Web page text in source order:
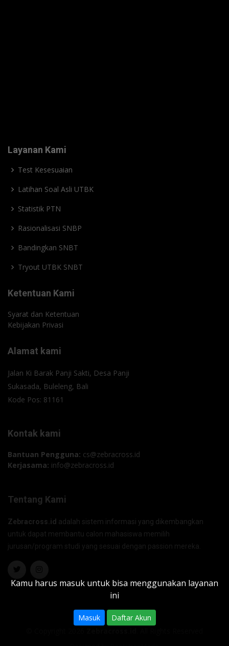
Kamu harus masuk untuk bisa menggunakan layanan
ini
Masuk Daftar Akun
Layanan Kami
Test Kesesuaian
Latihan Soal Asli UTBK
Statistik PTN
Rasionalisasi SNBP
Bandingkan SNBT
Tryout UTBK SNBT
Ketentuan Kami
Syarat dan Ketentuan
Kebijakan Privasi
Alamat kami
Jalan Ki Barak Panji Sakti, Desa Panji
Sukasada, Buleleng, Bali
Kode Pos: 81161
Kontak kami
Bantuan Pengguna: cs@zebracross.id
Kerjasama: info@zebracross.id
Tentang Kami
Zebracross.id adalah sistem informasi yang dikembangkan
untuk dapat membantu calon mahasiswa memilih
jurusan/program studi yang sesuai dengan passion mereka.